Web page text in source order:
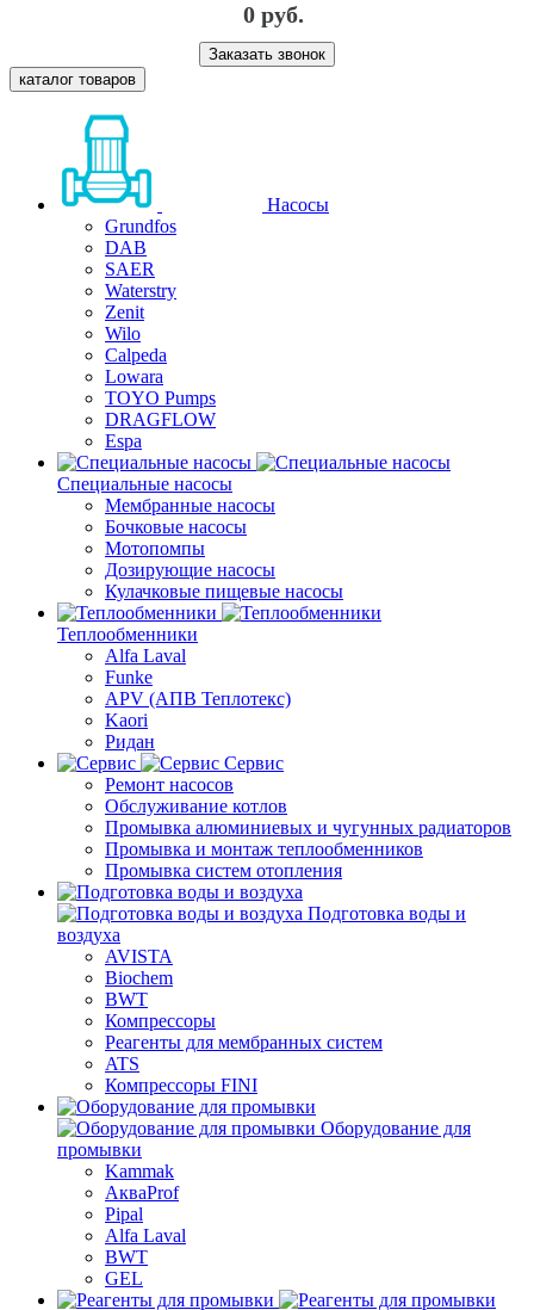
0 руб.
Заказать звонок
каталог товаров
Насосы
Grundfos
DAB
SAER
Waterstry
Zenit
Wilo
Calpeda
Lowara
TOYO Pumps
DRAGFLOW
Espa
Специальные насосы
Мембранные насосы
Бочковые насосы
Мотопомпы
Дозирующие насосы
Кулачковые пищевые насосы
Теплообменники
Alfa Laval
Funke
APV (АПВ Теплотекс)
Kaori
Ридан
Сервис
Ремонт насосов
Обслуживание котлов
Промывка алюминиевых и чугунных радиаторов
Промывка и монтаж теплообменников
Промывка систем отопления
Подготовка воды и
воздуха
AVISTA
Biochem
BWT
Компрессоры
Реагенты для мембранных систем
ATS
Компрессоры FINI
Оборудование для
промывки
Kammak
АкваProf
Pipal
Alfa Laval
BWT
GEL